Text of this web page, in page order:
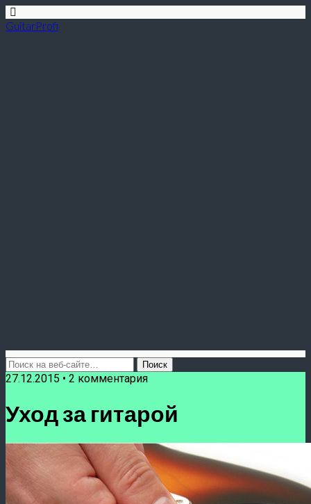
GuitarProfi
27.12.2015 • 2 комментария
Уход за гитарой